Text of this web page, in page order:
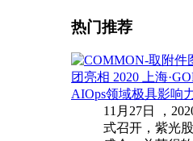
热门推荐
团亮相 2020 上海
AIOps领域极具影响
11月27日 ，
式召开，紫光